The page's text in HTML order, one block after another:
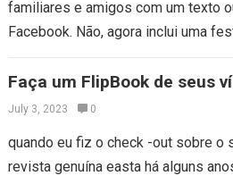
familiares e amigos com um texto
Facebook. Não, agora inclui uma
Faça um FlipBook de seus
July 3, 2023 0
quando eu fiz o check -out sobre o
revista genuína easta há alguns